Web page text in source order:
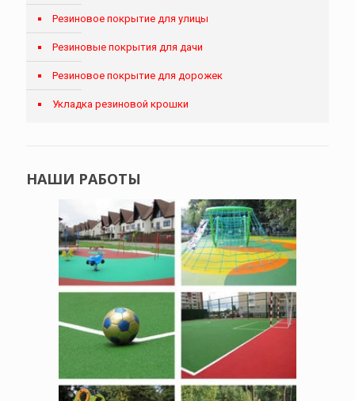
Резиновое покрытие для улицы
Резиновые покрытия для дачи
Резиновое покрытие для дорожек
Укладка резиновой крошки
НАШИ РАБОТЫ